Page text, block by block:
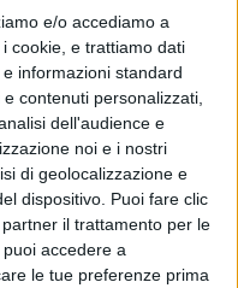
e/o accediamo a
cookie, e trattiamo dati
informazioni standard
contenuti personalizzati,
dell'audience e
noi e i nostri
di geolocalizzazione e
dispositivo. Puoi fare clic
il trattamento per le
accedere a
le tue preferenze prima
Sam Mendes
prepara le riprese
Abbey Road
Emanuela Giuliani
di La Redazione
vola